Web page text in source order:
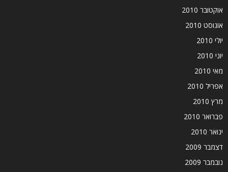
אוקטובר 2010
אוגוסט 2010
יולי 2010
יוני 2010
מאי 2010
אפריל 2010
מרץ 2010
פברואר 2010
ינואר 2010
דצמבר 2009
נובמבר 2009